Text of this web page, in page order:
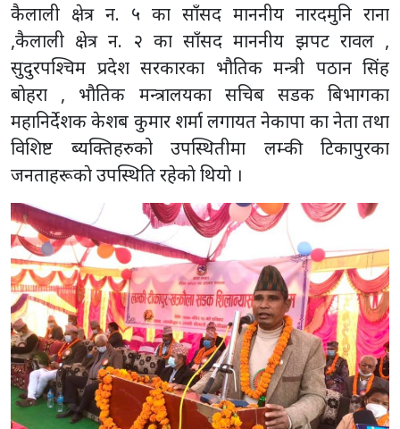
कैलाली क्षेत्र न. ५ का साँसद माननीय नारदमुनि राना
,कैलाली क्षेत्र न. २ का साँसद माननीय झपट रावल ,
सुदुरपश्चिम प्रदेश सरकारका भौतिक मन्त्री पठान सिंह
बाेहरा , भौतिक मन्त्रालयका सचिब सडक बिभागका
महानिर्देशक केशब कुमार शर्मा लगायत नेकापा का नेता तथा
विशिष्ट ब्यक्तिहरुको उपस्थितीमा लम्की टिकापुरका
जनताहरूकाे उपस्थिति रहेकाे थियाे ।